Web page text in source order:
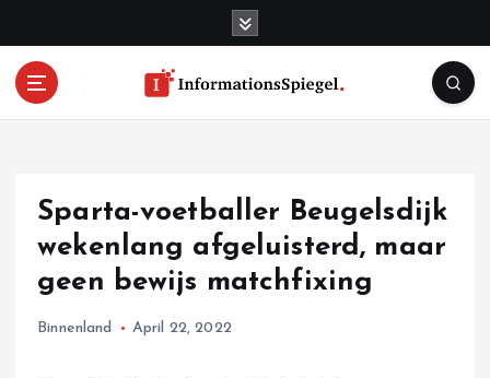
Sparta-voetballer Beugelsdijk
wekenlang afgeluisterd, maar
geen bewijs matchfixing
Binnenland April 22, 2022